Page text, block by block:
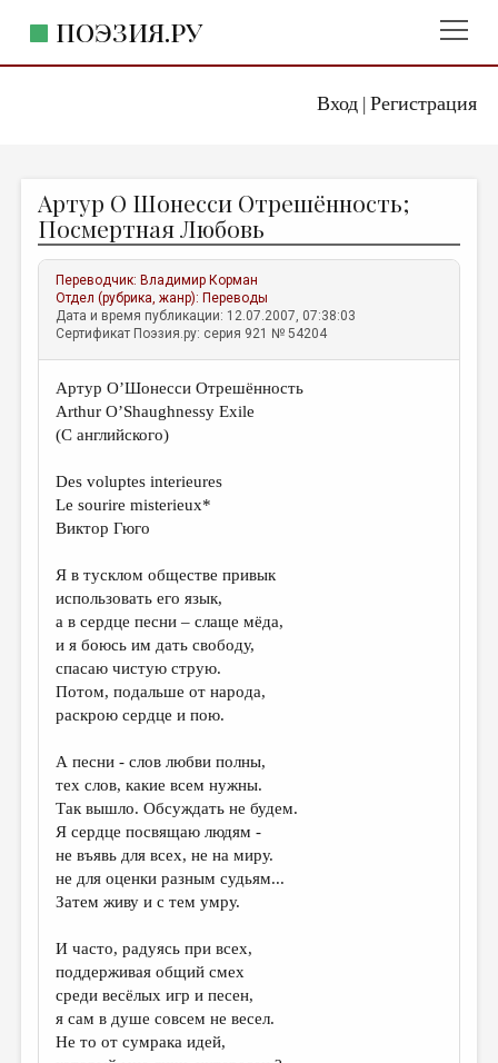
Вход| Регистрация
ПОЭЗИЯ.РУ
ЖАНРЫ
АВТОРЫ
КОММЕНТАРИИ
ЛИТСАЛОН
ПРАВИЛА САЙТА
ИЗБРАННОЕ
ДАЙДЖЕСТ
ПРОИЗВЕДЕНИЯ
ПЕРЕВОДЫ
КОНКУРСЫ
ДЕТСКАЯ КОМНАТА
КНИЖНАЯ ПОЛКА
ОБЗОР ЛИТЕРАТУРЫ
СТРАНИЦЫ ПАМЯТИ
ОБЪЯВЛЕНИЯ
КОЛОНКА РЕДАКТОРА
ОТ РЕДАКЦИИ
МАЛАЯ ПРОЗА
ЭССЕИСТИКА
Артур О Шонесси Отрешённость;
Посмертная Любовь
Переводчик: Владимир Корман
Отдел (рубрика, жанр): Переводы
Дата и время публикации: 12.07.2007, 07:38:03
Сертификат Поэзия.ру: серия 921 № 54204
Артур О’Шонесси Отрешённость
Arthur O’Shaughnessy Exile
(С английского)
Des voluptes interieures
Le sourire misterieux*
Виктор Гюго
Я в тусклом обществе привык
использовать его язык,
а в сердце песни – слаще мёда,
и я боюсь им дать свободу,
спасаю чистую струю.
Потом, подальше от народа,
раскрою сердце и пою.
А песни - слов любви полны,
тех слов, какие всем нужны.
Так вышло. Обсуждать не будем.
Я сердце посвящаю людям -
не въявь для всех, не на миру.
не для оценки разным судьям...
Затем живу и с тем умру.
И часто, радуясь при всех,
поддерживая общий смех
среди весёлых игр и песен,
я сам в душе совсем не весел.
Не то от сумрака идей,